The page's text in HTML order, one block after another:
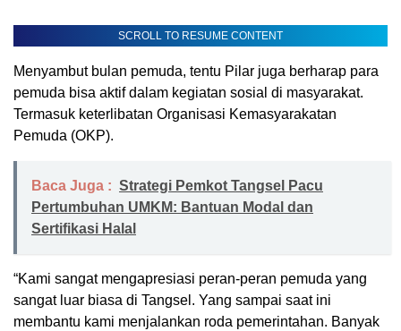
SCROLL TO RESUME CONTENT
Menyambut bulan pemuda, tentu Pilar juga berharap para
pemuda bisa aktif dalam kegiatan sosial di masyarakat.
Termasuk keterlibatan Organisasi Kemasyarakatan
Pemuda (OKP).
Baca Juga : Strategi Pemkot Tangsel Pacu
Pertumbuhan UMKM: Bantuan Modal dan
Sertifikasi Halal
“Kami sangat mengapresiasi peran-peran pemuda yang
sangat luar biasa di Tangsel. Yang sampai saat ini
membantu kami menjalankan roda pemerintahan. Banyak